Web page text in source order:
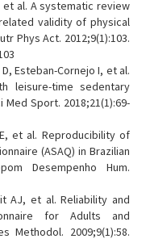
et al. A systematic review
validity of physical
Phys Act. 2012;9(1):103.
Esteban-Cornejo I, et al.
leisure-time sedentary
Med Sport. 2018;21(1):69-
et al. Reproducibility of
(ASAQ) in Brazilian
Desempenho Hum.
AJ, et al. Reliability and
for Adults and
Methodol. 2009;9(1):58.